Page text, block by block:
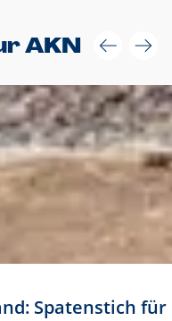
AKN
Spatenstich